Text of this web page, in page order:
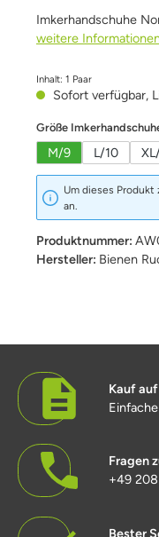
Imkerhandschuhe
weitere
Inhalt: 1 Paar
Sofort verfügbar,
Größe
M/9 L/10
Um dieses
an.
Produktnummer:
Hersteller: Bienen
Kauf
Fragen
+49
Bester